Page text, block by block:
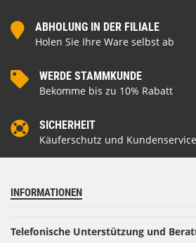
ABHOLUNG IN DER FILIALE
Holen Sie Ihre Ware selbst ab
WERDE STAMMKUNDE
Bekomme bis zu 10% Rabatt
SICHERHEIT
Käuferschutz und Kundenservice
INFORMATIONEN
Telefonische Unterstützung und